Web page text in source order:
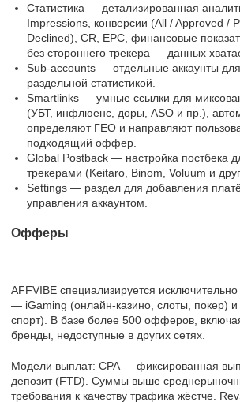
Статистика — детализированная
Impressions, конверсии (All / Approved /
Declined), CR, EPC, финансовые
без стороннего трекера — данных
Sub-accounts — отдельные аккаунты
раздельной статистикой.
Smartlinks — умные ссылки для
(УБТ, инфлюенс, доры, ASO и пр.),
определяют ГЕО и направляют
подходящий оффер.
Global Postback — настройка постбека
трекерами (Keitaro, Binom, Voluum и
Settings — раздел для добавления
управления аккаунтом.
Офферы
AFFVIBE специализируется
— iGaming (онлайн-казино, слоты, покер) и
спорт). В базе более 500 офферов,
бренды, недоступные в других сетях.
Модели выплат: CPA — фиксированная
депозит (FTD). Суммы выше
требования к качеству трафика жёстче.